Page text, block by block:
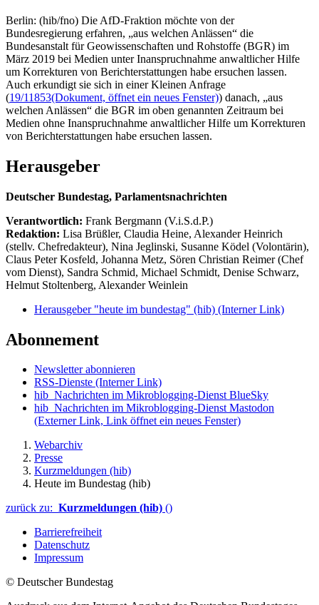
Berlin: (hib/fno) Die AfD-Fraktion möchte von der
Bundesregierung erfahren, „aus welchen Anlässen“ die
Bundesanstalt für Geowissenschaften und Rohstoffe (BGR) im
März 2019 bei Medien unter Inanspruchnahme anwaltlicher Hilfe
um Korrekturen von Berichterstattungen habe ersuchen lassen.
Auch erkundigt sie sich in einer Kleinen Anfrage
(19/11853(Dokument, öffnet ein neues Fenster)) danach, „aus
welchen Anlässen“ die BGR im oben genannten Zeitraum bei
Medien ohne Inanspruchnahme anwaltlicher Hilfe um Korrekturen
von Berichterstattungen habe ersuchen lassen.
Herausgeber
Deutscher Bundestag, Parlamentsnachrichten
Verantwortlich: Frank Bergmann (V.i.S.d.P.)
Redaktion: Lisa Brüßler, Claudia Heine, Alexander Heinrich
(stellv. Chefredakteur), Nina Jeglinski, Susanne Ködel (Volontärin),
Claus Peter Kosfeld, Johanna Metz, Sören Christian Reimer (Chef
vom Dienst), Sandra Schmid, Michael Schmidt, Denise Schwarz,
Helmut Stoltenberg, Alexander Weinlein
Herausgeber "heute im bundestag" (hib) (Interner Link)
Abonnement
Newsletter abonnieren
RSS-Dienste (Interner Link)
hib_Nachrichten im Mikroblogging-Dienst BlueSky
hib_Nachrichten im Mikroblogging-Dienst Mastodon
(Externer Link, Link öffnet ein neues Fenster)
Webarchiv
Presse
Kurzmeldungen (hib)
Heute im Bundestag (hib)
zurück zu: Kurzmeldungen (hib) ()
Barrierefreiheit
Datenschutz
Impressum
© Deutscher Bundestag